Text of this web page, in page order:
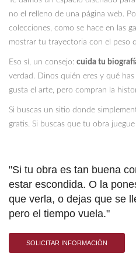
no el relleno de una página web.
colecciones, como se hace en las
mostrar tu trayectoria con el peso
Eso sí, un consejo: cuida tu
verdad. Dinos quién eres y qué
gusta el arte, pero compran la
Si buscas un sitio donde
gratis. Si buscas que tu obra
"Si tu obra es tan buena
estar escondida. O la
que verla, o dejas que se
pero el tiempo vuela."
SOLICITAR INFORMACIÓN